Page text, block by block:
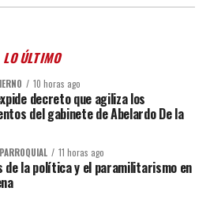
LO ÚLTIMO
10 horas ago
decreto que agiliza los
del gabinete de Abelardo De la
11 horas ago
de la política y el paramilitarismo en